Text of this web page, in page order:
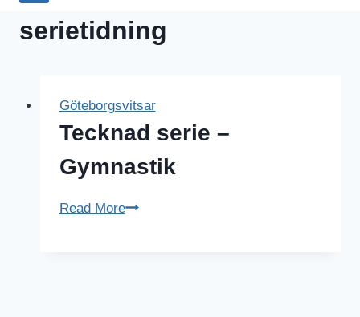
serietidning
Göteborgsvitsar
Tecknad serie –
Gymnastik
Read MoreTecknad